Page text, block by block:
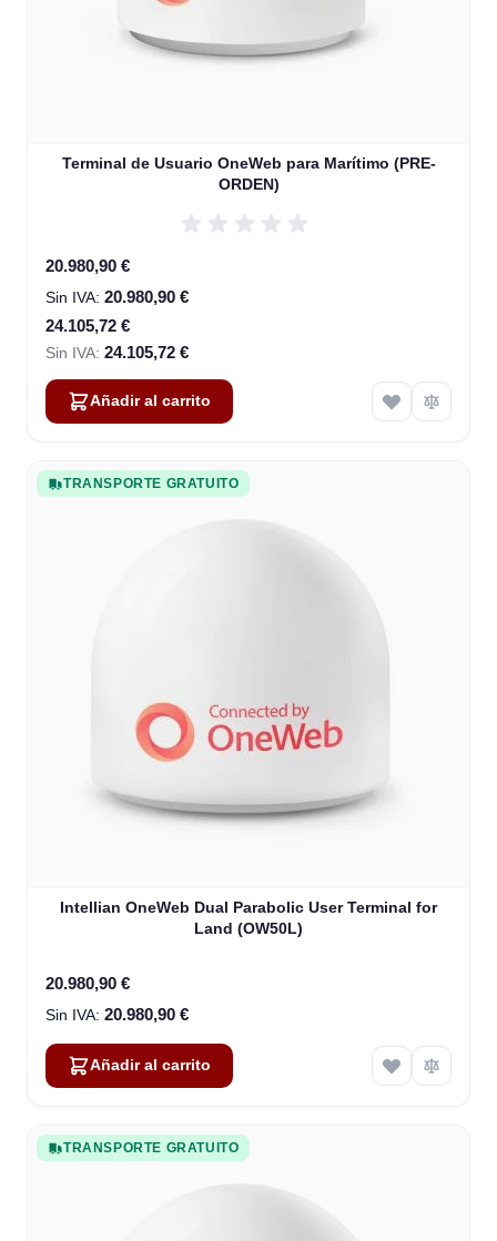
Terminal de Usuario OneWeb para Marítimo (PRE-
ORDEN)
Special Price
20.980,90 €
20.980,90 €
24.105,72 €
24.105,72 €
Añadir al carrito
TRANSPORTE GRATUITO
Intellian OneWeb Dual Parabolic User Terminal for
Land (OW50L)
20.980,90 €
20.980,90 €
Añadir al carrito
TRANSPORTE GRATUITO